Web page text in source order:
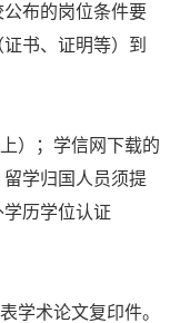
布的岗位条件要
证书、证明等）到
）；学信网下载的
学归国人员须提
历学位认证
学术论文复印件。